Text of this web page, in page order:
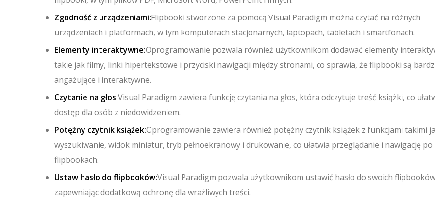
Zgodność z urządzeniami:Flipbooki stworzone za pomocą Visual Paradigm można czytać na różnych
urządzeniach i platformach, w tym komputerach stacjonarnych, laptopach, tabletach i smartfonach.
Elementy interaktywne:Oprogramowanie pozwala również użytkownikom dodawać elementy
takie jak filmy, linki hipertekstowe i przyciski nawigacji między stronami, co sprawia, że flipbooki są
angażujące i interaktywne.
Czytanie na głos:Visual Paradigm zawiera funkcję czytania na głos, która odczytuje treść książki, co
dostęp dla osób z niedowidzeniem.
Potężny czytnik książek:Oprogramowanie zawiera również potężny czytnik książek z funkcjami takimi
wyszukiwanie, widok miniatur, tryb pełnoekranowy i drukowanie, co ułatwia przeglądanie i nawigację po
flipbookach.
Ustaw hasło do flipbooków:Visual Paradigm pozwala użytkownikom ustawić hasło do swoich
zapewniając dodatkową ochronę dla wrażliwych treści.